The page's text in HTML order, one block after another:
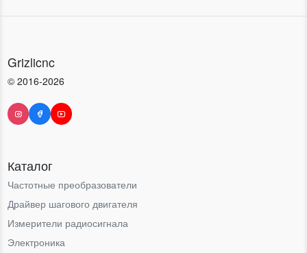
Grizlicnc
© 2016-2026
Каталог
Частотные преобразователи
Драйвер шагового двигателя
Измерители радиосигнала
Электроника